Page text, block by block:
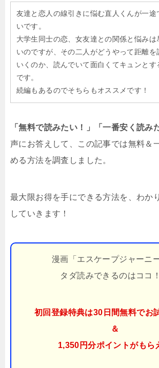
友達と恋人の線引きに悩む直人くんが一途
いです。
大学生同士の恋、女友達との関係と悩みは
いのですが、その二人がどうやって距離を
いくのか、読んでいて面白くてキュンとす
です。
続編もあるのでそちらもオススメです！
「無料で読みたい！」「一番安く読み
声にお答えして、この記事では無料＆
める方法を調査しました。
最大限お得を手にできる方法を、わか
していきます！
漫画「エスケープジャーニ
タダ読みできるのはココ
初回登録特典は30日間無料でお
＆
1,350円分ポイントがもら